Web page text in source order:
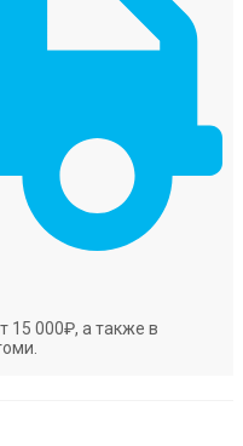
15 000₽, а также в